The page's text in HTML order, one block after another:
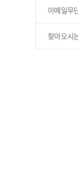
이메일무
찾아오시